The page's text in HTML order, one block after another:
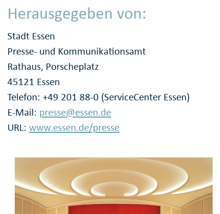
Herausgegeben von:
Stadt Essen
Presse- und Kommunikationsamt
Rathaus, Porscheplatz
45121 Essen
Telefon: +49 201 88-0 (ServiceCenter Essen)
E-Mail: presse@essen.de
URL: www.essen.de/presse